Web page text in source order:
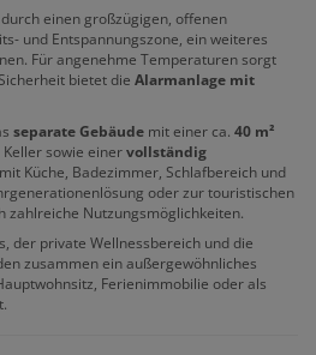
einen großzügigen, offenen
und Entspannungszone, ein weiteres
Für angenehme Temperaturen sorgt
bietet die Alarmanlage mit
separate Gebäude mit einer ca. 40 m²
Keller sowie einervollständig
mit Küche, Badezimmer, Schlafbereich und
oder zur touristischen
zahlreiche Nutzungsmöglichkeiten.
der private Wellnessbereich und die
zusammen ein außergewöhnliches
Ferienimmobilie oder als